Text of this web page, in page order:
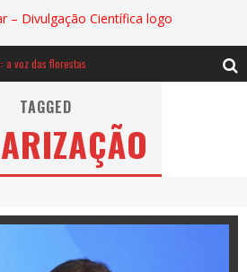
a voz das florestas
Bertha Lutz
TAGGED